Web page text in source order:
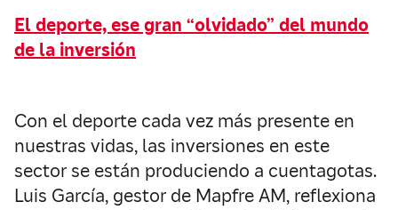
El deporte, ese gran “olvidado” del mundo
de la inversión
Con el deporte cada vez más presente en
nuestras vidas, las inversiones en este
sector se están produciendo a cuentagotas.
Luis García, gestor de Mapfre AM, reflexiona